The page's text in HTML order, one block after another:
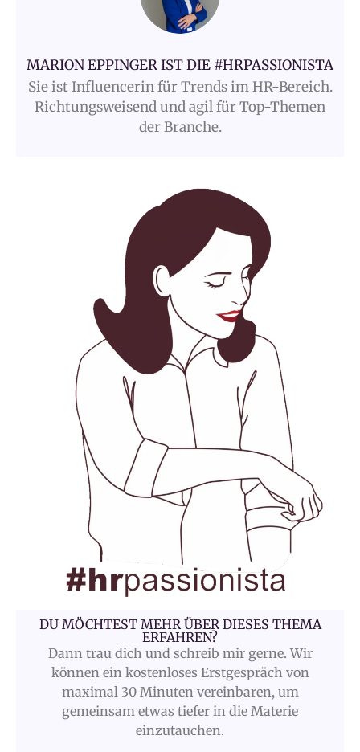
MARION EPPINGER IST DIE #HRPASSIONISTA
Sie ist Influencerin für Trends im HR-Bereich.
Richtungsweisend und agil für Top-Themen
der Branche.
DU MÖCHTEST MEHR ÜBER DIESES THEMA
ERFAHREN?
Dann trau dich und schreib mir gerne. Wir
können ein kostenloses Erstgespräch von
maximal 30 Minuten vereinbaren, um
gemeinsam etwas tiefer in die Materie
einzutauchen.